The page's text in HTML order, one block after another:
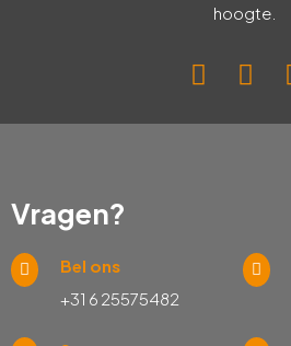
hoogte.
Vragen?
Bel ons
+31 6 25575482